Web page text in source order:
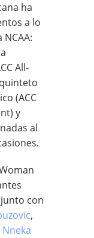
ha
a lo
All-
(ACC
y
al
con
,
Nneka